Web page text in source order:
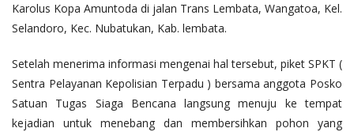
Karolus Kopa Amuntoda di jalan Trans Lembata, Wangatoa, Kel.
Selandoro, Kec. Nubatukan, Kab. lembata.
Setelah menerima informasi mengenai hal tersebut, piket SPKT (
Sentra Pelayanan Kepolisian Terpadu ) bersama anggota Posko
Satuan Tugas Siaga Bencana langsung menuju ke tempat
kejadian untuk menebang dan membersihkan pohon yang